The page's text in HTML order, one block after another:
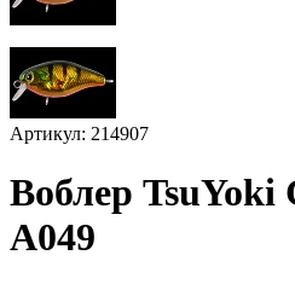
Артикул: 214907
Воблер TsuYoki
A049